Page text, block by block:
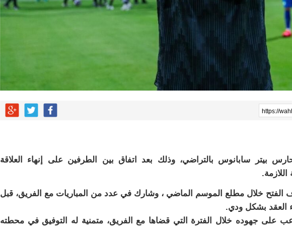
https://
بيتر سابانوس بالتراضي، وذلك بعد اتفاق بين الطرفين على إنهاء العلاقة
اللازمة.
خلال مطلع الموسم الماضي ، وشارك في عدد من المباريات مع الفريق، قبل
العقد بشكل ودي.
على جهوده خلال الفترة التي قضاها مع الفريق، متمنية له التوفيق في محطته